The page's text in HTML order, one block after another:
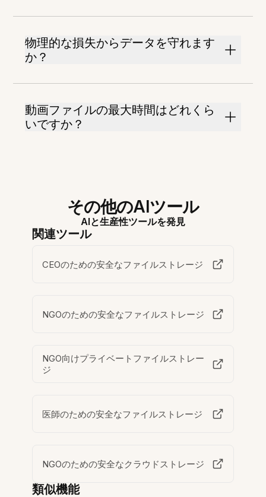
物理的な損失からデータを守れます
か？
動画ファイルの最大時間はどれくら
いですか？
その他のAIツール
AIと生産性ツールを発見
関連ツール
CEOのための安全なファイルストレージ
NGOのための安全なファイルストレージ
NGO向けプライベートファイルストレー
ジ
医師のための安全なファイルストレージ
NGOのための安全なクラウドストレージ
類似機能